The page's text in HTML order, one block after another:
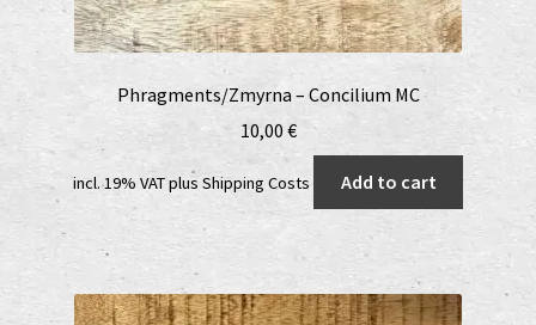
Phragments/Zmyrna – Concilium MC
10,00 €
incl. 19% VATplus Shipping Costs Add to cart